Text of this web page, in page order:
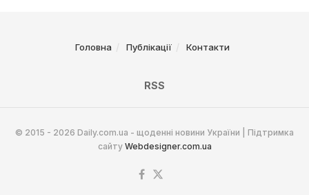
Головна Публікації Контакти
RSS
© 2015 - 2026 Daily.com.ua - щоденні новини України | Підтримка
сайту Webdesigner.com.ua